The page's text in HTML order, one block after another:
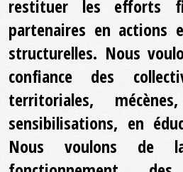
restituer les efforts
partenaires en actions
structurelles. Nous
confiance des
territoriales,
sensibilisations, en
Nous voulons de